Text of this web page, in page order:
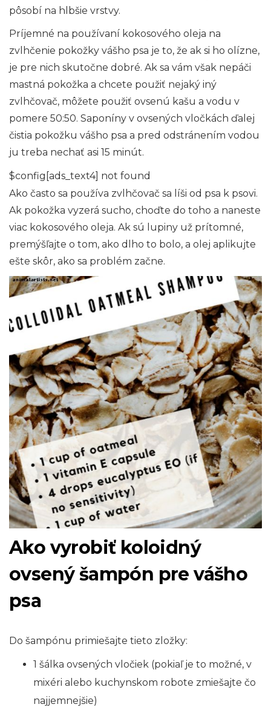
pôsobí na hlbšie vrstvy.
Príjemné na používaní kokosového oleja na
zvlhčenie pokožky vášho psa je to, že ak si ho olízne,
je pre nich skutočne dobré. Ak sa vám však nepáči
mastná pokožka a chcete použiť nejaký iný
zvlhčovač, môžete použiť ovsenú kašu a vodu v
pomere 50:50. Saponíny v ovsených vločkách ďalej
čistia pokožku vášho psa a pred odstránením vodou
ju treba nechať asi 15 minút.
$config[ads_text4] not found
Ako často sa používa zvlhčovač sa líši od psa k psovi.
Ak pokožka vyzerá sucho, choďte do toho a naneste
viac kokosového oleja. Ak sú lupiny už prítomné,
premýšľajte o tom, ako dlho to bolo, a olej aplikujte
ešte skôr, ako sa problém začne.
Ako vyrobiť koloidný
ovsený šampón pre vášho
psa
Do šampónu primiešajte tieto zložky:
1 šálka ovsených vločiek (pokiaľ je to možné, v
mixéri alebo kuchynskom robote zmiešajte čo
najjemnejšie)